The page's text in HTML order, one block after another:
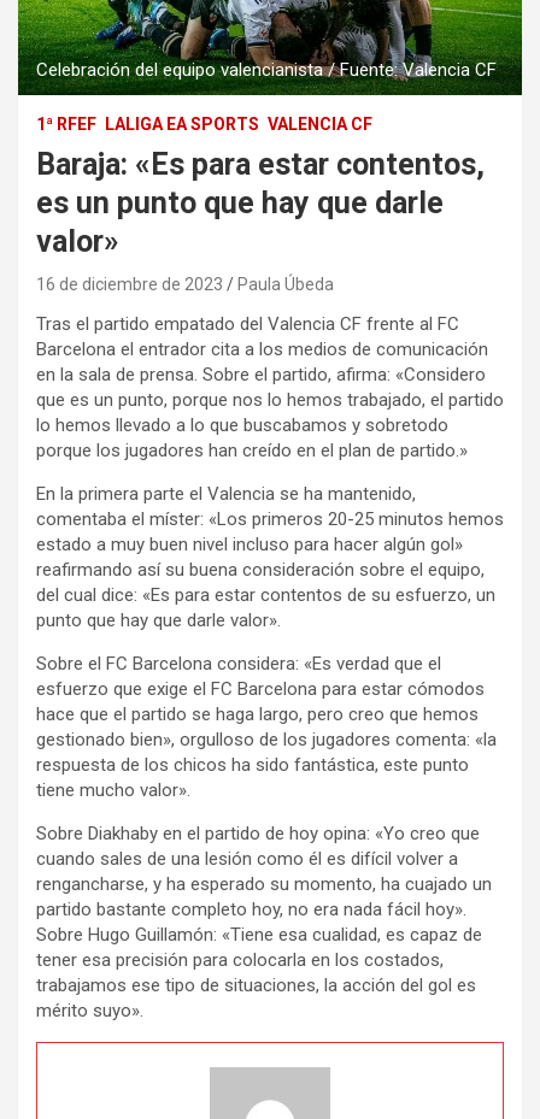
Celebración del equipo valencianista / Fuente: Valencia CF
1ª RFEF LALIGA EA SPORTS VALENCIA CF
Baraja: «Es para estar contentos,
es un punto que hay que darle
valor»
16 de diciembre de 2023 Paula Úbeda
Tras el partido empatado del Valencia CF frente al FC
Barcelona el entrador cita a los medios de comunicación
en la sala de prensa. Sobre el partido, afirma: «Considero
que es un punto, porque nos lo hemos trabajado, el partido
lo hemos llevado a lo que buscabamos y sobretodo
porque los jugadores han creído en el plan de partido.»
En la primera parte el Valencia se ha mantenido,
comentaba el míster: «Los primeros 20-25 minutos hemos
estado a muy buen nivel incluso para hacer algún gol»
reafirmando así su buena consideración sobre el equipo,
del cual dice: «Es para estar contentos de su esfuerzo, un
punto que hay que darle valor».
Sobre el FC Barcelona considera: «Es verdad que el
esfuerzo que exige el FC Barcelona para estar cómodos
hace que el partido se haga largo, pero creo que hemos
gestionado bien», orgulloso de los jugadores comenta: «la
respuesta de los chicos ha sido fantástica, este punto
tiene mucho valor».
Sobre Diakhaby en el partido de hoy opina: «Yo creo que
cuando sales de una lesión como él es difícil volver a
rengancharse, y ha esperado su momento, ha cuajado un
partido bastante completo hoy, no era nada fácil hoy».
Sobre Hugo Guillamón: «Tiene esa cualidad, es capaz de
tener esa precisión para colocarla en los costados,
trabajamos ese tipo de situaciones, la acción del gol es
mérito suyo».